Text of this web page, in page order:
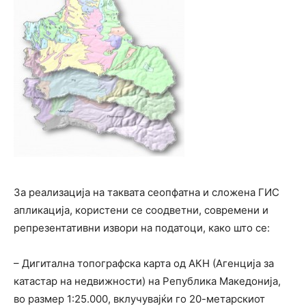
За реализација на таквата сеопфатна и сложена ГИС
апликација, користени се соодветни, современи и
репре­зен­­тативни извори на податоци, како што се:
– Дигитална топографска карта од АКН (Агенција за
катастар на недвижности) на Ре­пуб­­лика Македонија,
во размер 1:25.000, вклучувајќи го 20-метарскиот